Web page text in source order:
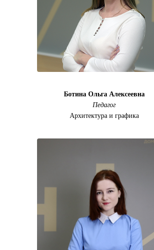
Ботина Ольга Алексеевна
Педагог
Архитектура и графика